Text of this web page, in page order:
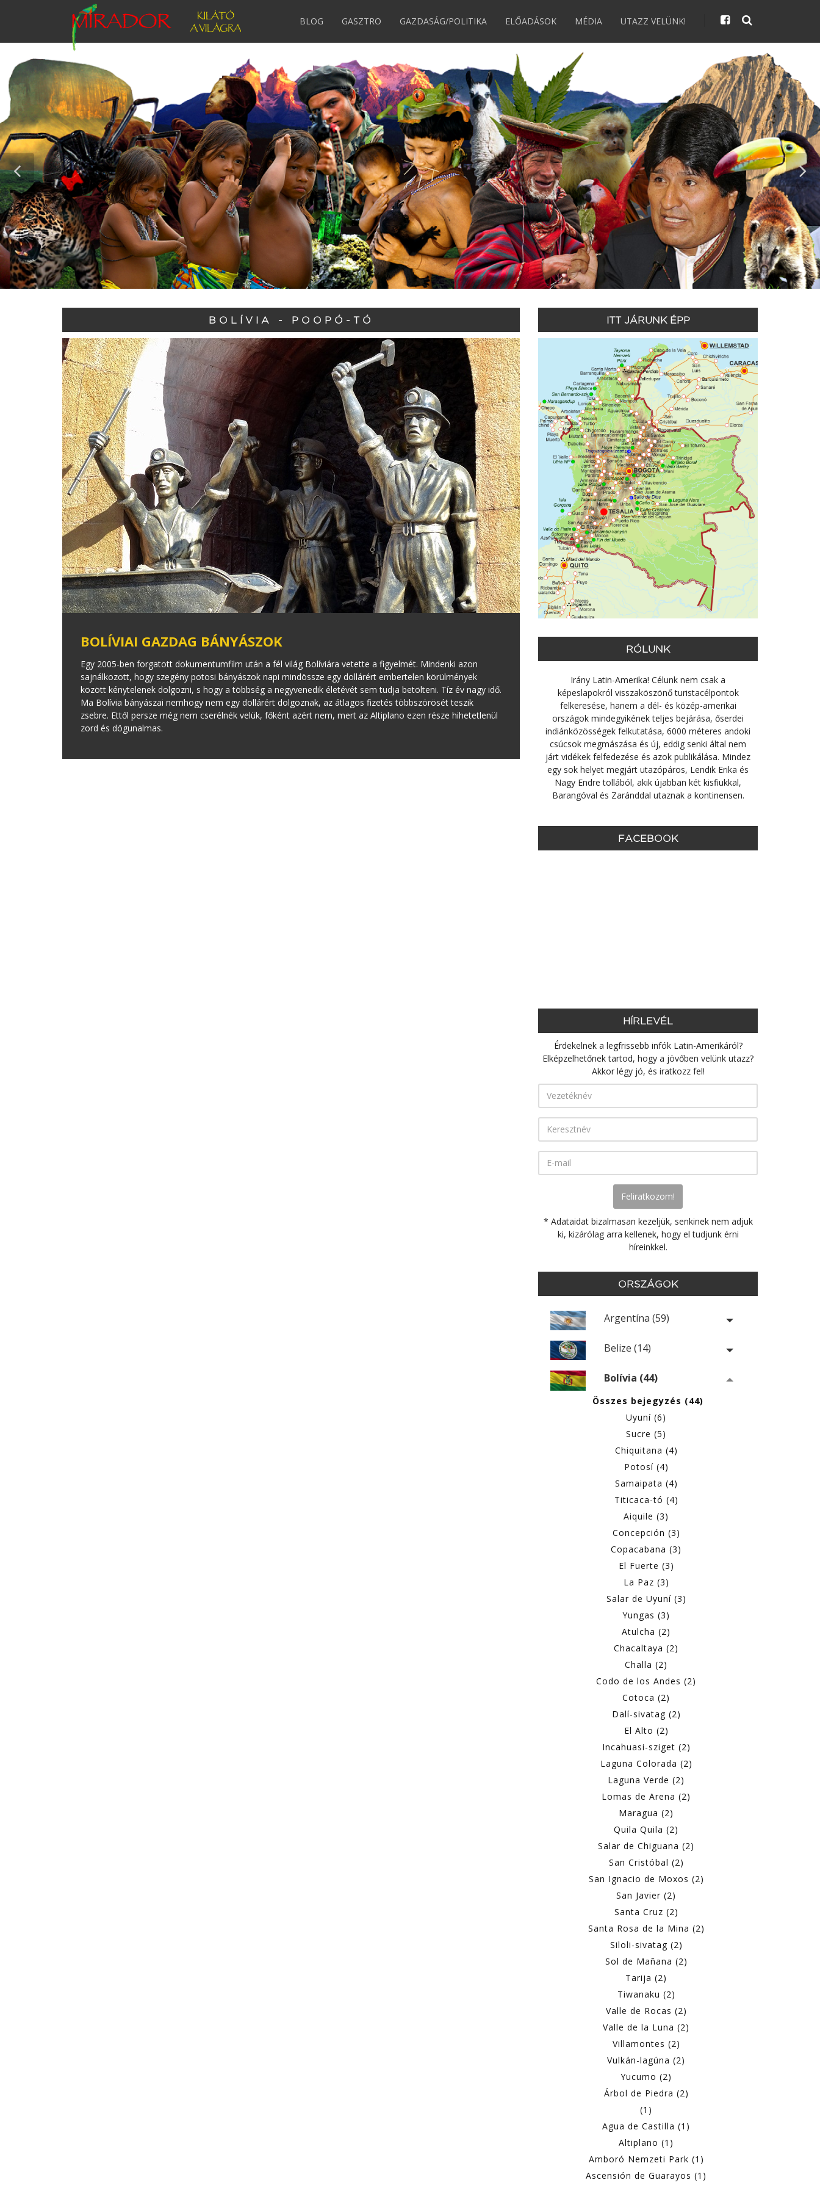
BLOG GASZTRO GAZDASÁG/POLITIKA ELŐADÁSOK MÉDIA UTAZZ VELÜNK!
BOLÍVIA - POOPÓ-TÓ
BOLÍVIAI GAZDAG BÁNYÁSZOK
Egy 2005-ben forgatott dokumentumfilm után a fél világ Bolíviára vetette a figyelmét. Mindenki azon
sajnálkozott, hogy szegény potosi bányászok napi mindössze egy dollárért embertelen körülmények
között kénytelenek dolgozni, s hogy a többség a negyvenedik életévét sem tudja betölteni. Tíz év nagy idő.
Ma Bolívia bányászai nemhogy nem egy dollárért dolgoznak, az átlagos fizetés többszörösét teszik
zsebre. Ettől persze még nem cserélnék velük, főként azért nem, mert az Altiplano ezen része hihetetlenül
zord és dögunalmas.
ITT JÁRUNK ÉPP
RÓLUNK
Irány Latin-Amerika! Célunk nem csak a
képeslapokról visszaköszönő turistacélpontok
felkeresése, hanem a dél- és közép-amerikai
országok mindegyikének teljes bejárása, őserdei
indiánközösségek felkutatása, 6000 méteres andoki
csúcsok megmászása és új, eddig senki által nem
járt vidékek felfedezése és azok publikálása. Mindez
egy sok helyet megjárt utazópáros, Lendik Erika és
Nagy Endre tollából, akik újabban két kisfiukkal,
Barangóval és Zaránddal utaznak a kontinensen.
FACEBOOK
HÍRLEVÉL
Érdekelnek a legfrissebb infók Latin-Amerikáról?
Elképzelhetőnek tartod, hogy a jövőben velünk utazz?
Akkor légy jó, és iratkozz fel!
* Adataidat bizalmasan kezeljük, senkinek nem adjuk
ki, kizárólag arra kellenek, hogy el tudjunk érni
híreinkkel.
ORSZÁGOK
Argentína (59)
Belize (14)
Bolívia (44)
Összes bejegyzés (44)
Uyuní (6)
Sucre (5)
Chiquitana (4)
Potosí (4)
Samaipata (4)
Titicaca-tó (4)
Aiquile (3)
Concepción (3)
Copacabana (3)
El Fuerte (3)
La Paz (3)
Salar de Uyuní (3)
Yungas (3)
Atulcha (2)
Chacaltaya (2)
Challa (2)
Codo de los Andes (2)
Cotoca (2)
Dalí-sivatag (2)
El Alto (2)
Incahuasi-sziget (2)
Laguna Colorada (2)
Laguna Verde (2)
Lomas de Arena (2)
Maragua (2)
Quila Quila (2)
Salar de Chiguana (2)
San Cristóbal (2)
San Ignacio de Moxos (2)
San Javier (2)
Santa Cruz (2)
Santa Rosa de la Mina (2)
Siloli-sivatag (2)
Sol de Mañana (2)
Tarija (2)
Tiwanaku (2)
Valle de Rocas (2)
Valle de la Luna (2)
Villamontes (2)
Vulkán-lagúna (2)
Yucumo (2)
Árbol de Piedra (2)
(1)
Agua de Castilla (1)
Altiplano (1)
Amboró Nemzeti Park (1)
Ascensión de Guarayos (1)